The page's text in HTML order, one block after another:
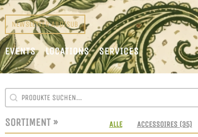
NEWSLETTER ABO/SUB
EVENTS LOCATIONS SERVICES
SUCHFELD
SEARCH CONTENT
SORTIMENT » SORTIMENT
ALLE ACCESSOIRES (35)